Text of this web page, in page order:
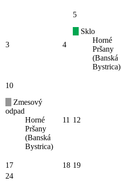
3 4
5
Sklo
Horné
Pršany
(Banská
Bystrica)
10
Zmesový
odpad
Horné
Pršany
(Banská
Bystrica)
11 12
17 18 19
24